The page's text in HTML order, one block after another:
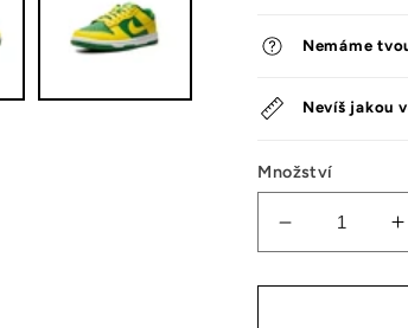
Nemáme
Nevíš jakou
Množství
Snížit
množství
tenisek